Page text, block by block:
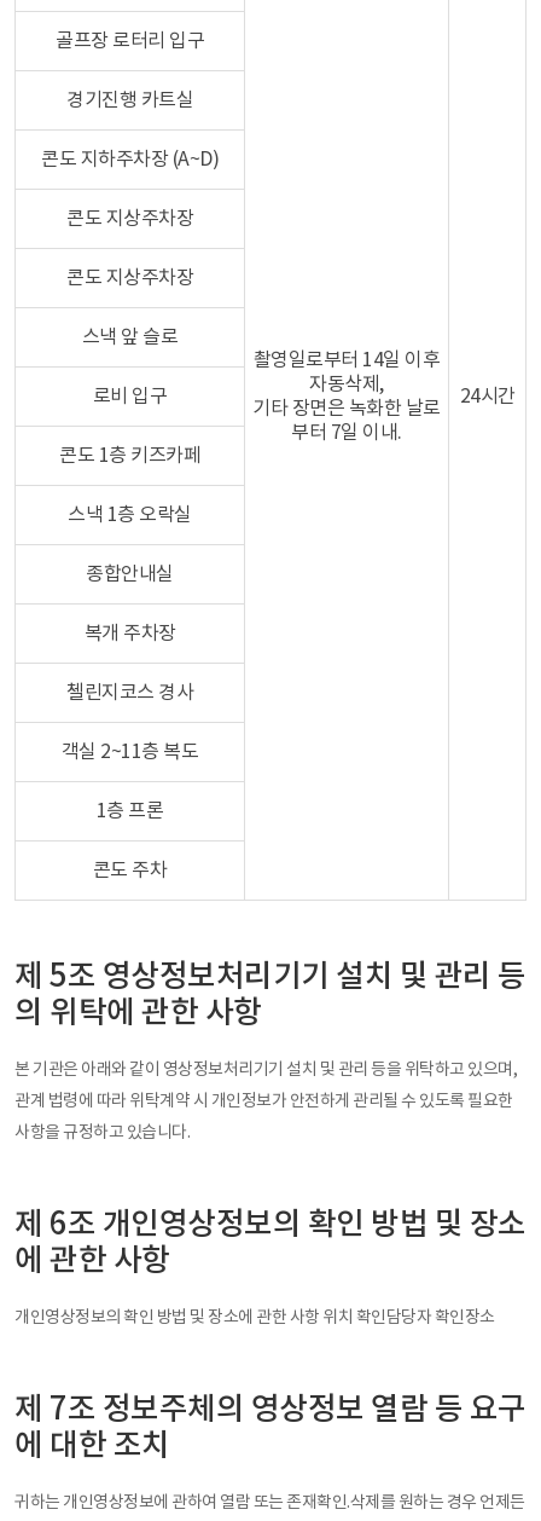
촬영일로부터 14일 이후
자동삭제,
기타 장면은 녹화한 날로
부터 7일 이내.
24시간
골프장 로터리 입구
경기진행 카트실
콘도 지하주차장 (A~D)
콘도 지상주차장
콘도 지상주차장
스낵 앞 슬로
로비 입구
콘도 1층 키즈카페
스낵 1층 오락실
종합안내실
복개 주차장
첼린지코스 경사
객실 2~11층 복도
1층 프론
콘도 주차
제 5조 영상정보처리기기 설치 및 관리 등
의 위탁에 관한 사항
본 기관은 아래와 같이 영상정보처리기기 설치 및 관리 등을 위탁하고 있으며,
관계 법령에 따라 위탁계약 시 개인정보가 안전하게 관리될 수 있도록 필요한
사항을 규정하고 있습니다.
제 6조 개인영상정보의 확인 방법 및 장소
에 관한 사항
개인영상정보의 확인 방법 및 장소에 관한 사항 위치 확인담당자 확인장소
제 7조 정보주체의 영상정보 열람 등 요구
에 대한 조치
귀하는 개인영상정보에 관하여 열람 또는 존재확인.삭제를 원하는 경우 언제든